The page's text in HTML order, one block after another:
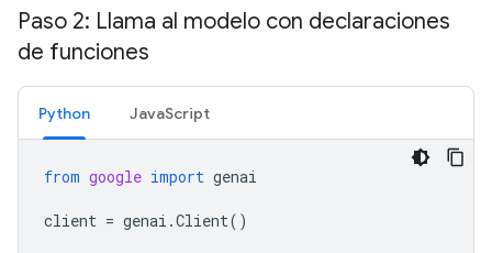
Paso 2: Llama al modelo con declaraciones
de funciones
Python JavaScript
from google import genai
client = genai .Client()